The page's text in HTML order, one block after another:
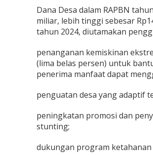
Dana Desa dalam RAPBN
miliar, lebih tinggi sebesar
tahun 2024, diutamakan
penanganan kemiskinan
(lima belas persen) untuk
penerima manfaat dapat
penguatan desa yang adaptif
peningkatan promosi dan
stunting;
dukungan program ketahanan